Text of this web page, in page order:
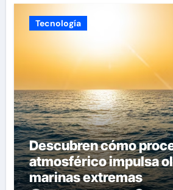
Tecnología
Descubren cómo
atmosférico impulsa
marinas extremas